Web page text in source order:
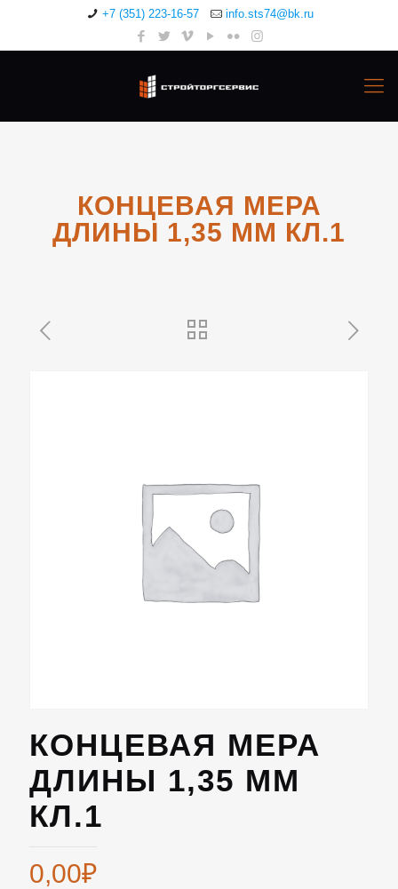
+7 (351) 223-16-57 info.sts74@bk.ru
КОНЦЕВАЯ МЕРА
ДЛИНЫ 1,35 ММ КЛ.1
КОНЦЕВАЯ МЕРА
ДЛИНЫ 1,35 ММ
КЛ.1
0,00₽